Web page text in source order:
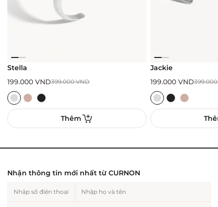
Stella
399.000VND
199.000 VND
Thêm
Jackie
199.000 VND
Nhận thông tin mới nhất từ CURNON